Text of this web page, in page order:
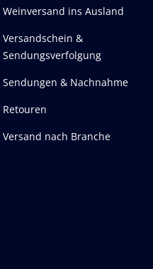
Weinversand ins Ausland
Versandschein &
Sendungsverfolgung
Sendungen & Nachnahme
Retouren
Versand nach Branche